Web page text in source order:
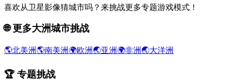
喜欢从卫星影像猜城市吗？来挑战更多专题游戏模式！
🌐 更多大洲城市挑战
🌎北美洲 🌎南美洲 🌍欧洲 🌏亚洲 🌍非洲 🌏大洋洲
🏆 专题挑战